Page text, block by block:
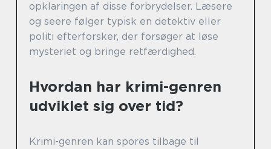
opklaringen af disse forbrydelser. Læsere
og seere følger typisk en detektiv eller
politi efterforsker, der forsøger at løse
mysteriet og bringe retfærdighed.
Hvordan har krimi-genren
udviklet sig over tid?
Krimi-genren kan spores tilbage til